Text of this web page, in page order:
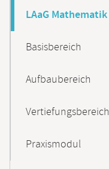
LAaG Mathematik
Basisbereich
Aufbaubereich
Vertiefungsbereich
Praxismodul